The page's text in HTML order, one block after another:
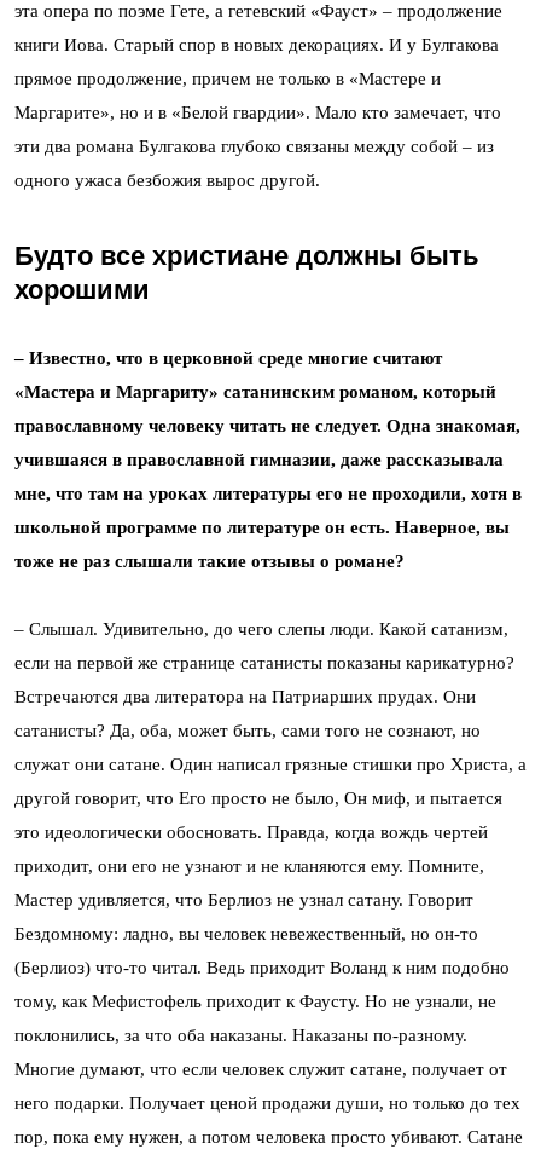
эта опера по поэме Гете, а гетевский «Фауст» – продолжение
книги Иова. Старый спор в новых декорациях. И у Булгакова
прямое продолжение, причем не только в «Мастере и
Маргарите», но и в «Белой гвардии». Мало кто замечает, что
эти два романа Булгакова глубоко связаны между собой – из
одного ужаса безбожия вырос другой.
Будто все христиане должны быть
хорошими
– Известно, что в церковной среде многие считают
«Мастера и Маргариту» сатанинским романом, который
православному человеку читать не следует. Одна знакомая,
учившаяся в православной гимназии, даже рассказывала
мне, что там на уроках литературы его не проходили, хотя в
школьной программе по литературе он есть. Наверное, вы
тоже не раз слышали такие отзывы о романе?
– Слышал. Удивительно, до чего слепы люди. Какой сатанизм,
если на первой же странице сатанисты показаны карикатурно?
Встречаются два литератора на Патриарших прудах. Они
сатанисты? Да, оба, может быть, сами того не сознают, но
служат они сатане. Один написал грязные стишки про Христа, а
другой говорит, что Его просто не было, Он миф, и пытается
это идеологически обосновать. Правда, когда вождь чертей
приходит, они его не узнают и не кланяются ему. Помните,
Мастер удивляется, что Берлиоз не узнал сатану. Говорит
Бездомному: ладно, вы человек невежественный, но он-то
(Берлиоз) что-то читал. Ведь приходит Воланд к ним подобно
тому, как Мефистофель приходит к Фаусту. Но не узнали, не
поклонились, за что оба наказаны. Наказаны по-разному.
Многие думают, что если человек служит сатане, получает от
него подарки. Получает ценой продажи души, но только до тех
пор, пока ему нужен, а потом человека просто убивают. Сатане